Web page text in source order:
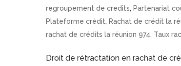
regroupement de credits, Partenariat
Plateforme crédit, Rachat de crédit la
rachat de crédits la réunion 974, Taux
Droit de rétractation en rachat de